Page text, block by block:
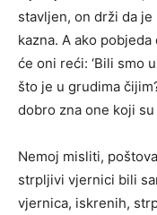
stavljen, on drži da
kazna. A ako
će oni reći: ‘Bili smo
što je u grudima
dobro zna one koji
Nemoj misliti,
strpljivi vjernici bili
vjernica, iskrenih,